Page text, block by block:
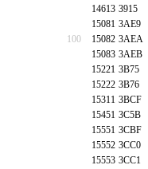
14613 3915
15081 3AE9
100
15082 3AEA
15083 3AEB
15221 3B75
15222 3B76
15311 3BCF
15451 3C5B
15551 3CBF
15552 3CC0
15553 3CC1